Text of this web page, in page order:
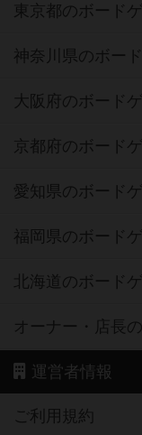
東京都のボード
神奈川県のボー
大阪府のボード
京都府のボード
愛知県のボード
福岡県のボード
北海道のボード
オーナー・店長
運営者情報
ご利用規約